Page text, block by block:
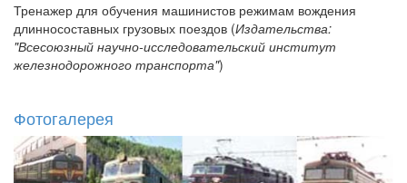
Тренажер для обучения машинистов режимам вождения
длинносоставных грузовых поездов (Издательства:
"Всесоюзный научно-исследовательский институт
железнодорожного транспорта")
Фотогалерея